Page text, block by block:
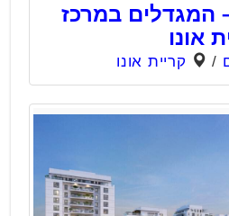
המגדלים במרכז
אונו
/ קריית אונו